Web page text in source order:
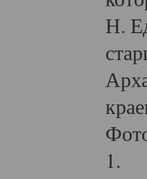
Н.
1.